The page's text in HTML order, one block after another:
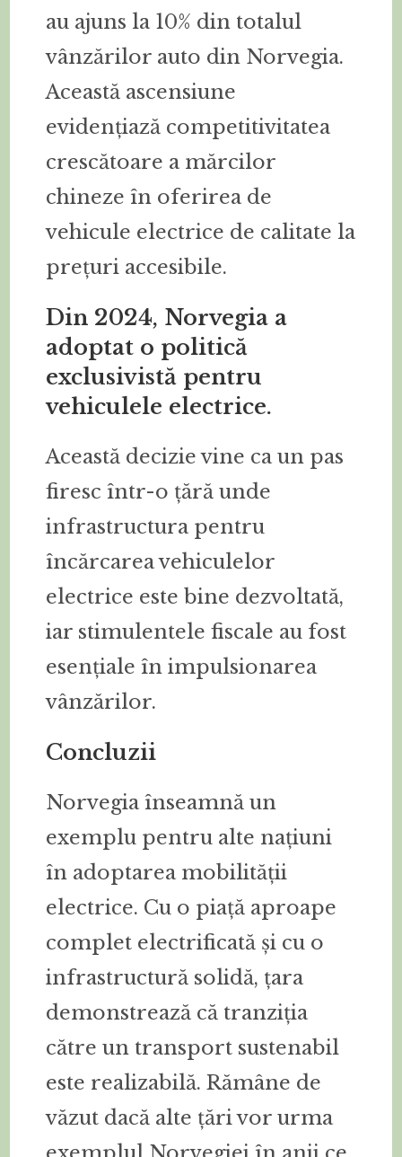
au ajuns la 10% din totalul
vânzărilor auto din Norvegia.
Această ascensiune
evidențiază competitivitatea
crescătoare a mărcilor
chineze în oferirea de
vehicule electrice de calitate la
prețuri accesibile.
Din 2024, Norvegia a
adoptat o politică
exclusivistă pentru
vehiculele electrice.
Această decizie vine ca un pas
firesc într-o țără unde
infrastructura pentru
încărcarea vehiculelor
electrice este bine dezvoltată,
iar stimulentele fiscale au fost
esențiale în impulsionarea
vânzărilor.
Concluzii
Norvegia înseamnă un
exemplu pentru alte națiuni
în adoptarea mobilității
electrice. Cu o piață aproape
complet electrificată și cu o
infrastructură solidă, țara
demonstrează că tranziția
către un transport sustenabil
este realizabilă. Rămâne de
văzut dacă alte țări vor urma